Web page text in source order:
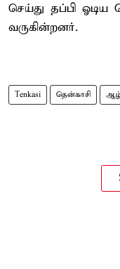
செய்து தப்பி
வருகின்றனர்.
Tenkasi தென்காசி